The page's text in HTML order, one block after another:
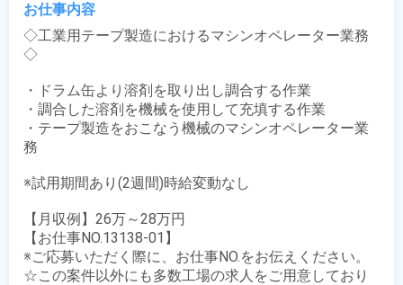
お仕事内容
◇工業用テープ製造におけるマシンオペレーター業務
◇
・ドラム缶より溶剤を取り出し調合する作業
・調合した溶剤を機械を使用して充填する作業
・テープ製造をおこなう機械のマシンオペレーター業
務
※試用期間あり(2週間)時給変動なし
【月収例】26万～28万円
【お仕事NO.13138-01】
※ご応募いただく際に、お仕事NO.をお伝えください。
☆この案件以外にも多数工場の求人をご用意しており